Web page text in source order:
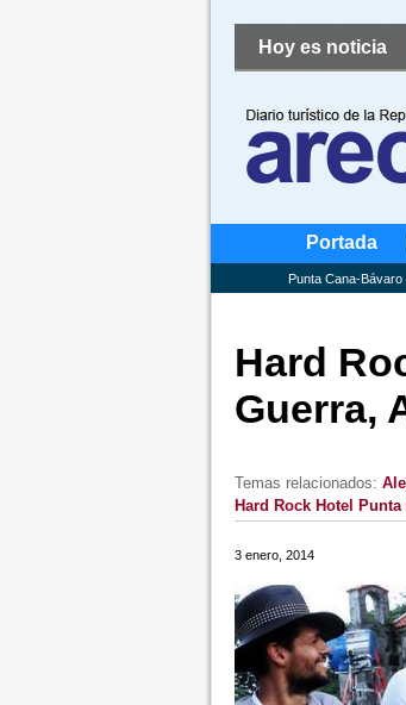
Hoy es noticia
Portada
Punta Cana-Bávaro
Hard
Guerra,
Temas relacionados:
Hard Rock Hotel Punta
3 enero, 2014